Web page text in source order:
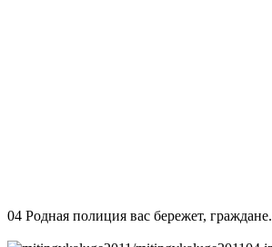
04 Родная полиция вас бережет, граждане.